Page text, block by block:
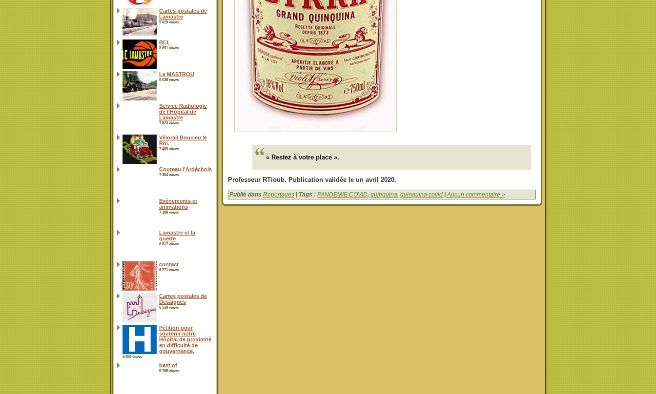
Cartes postales de
Lamastre
9 629 views
BCL
8 691 views
Le MASTROU
8 038 views
Service Radiologie
de l’Hôpital de
Lamastre
7 823 views
Vélorail Boucieu le
Roi.
7 409 views
Couteau l’Ardéchois
7 304 views
Evénements et
animations
7 108 views
Lamastre et la
guerre
6 817 views
contact
6 771 views
Cartes postales de
Desaignes
6 510 views
Pétition pour
soutenir notre
Hôpital de proximité
en difficulté de
gouvernance.
5 889 views
best of
5 765 views
« Restez à votre place ».
Professeur RTioub. Publication validée le un avril 2020.
Publié dans Reportages | Tags : PANDEMIE COVID, quinquina, quinquina covid |Aucun commentaire »